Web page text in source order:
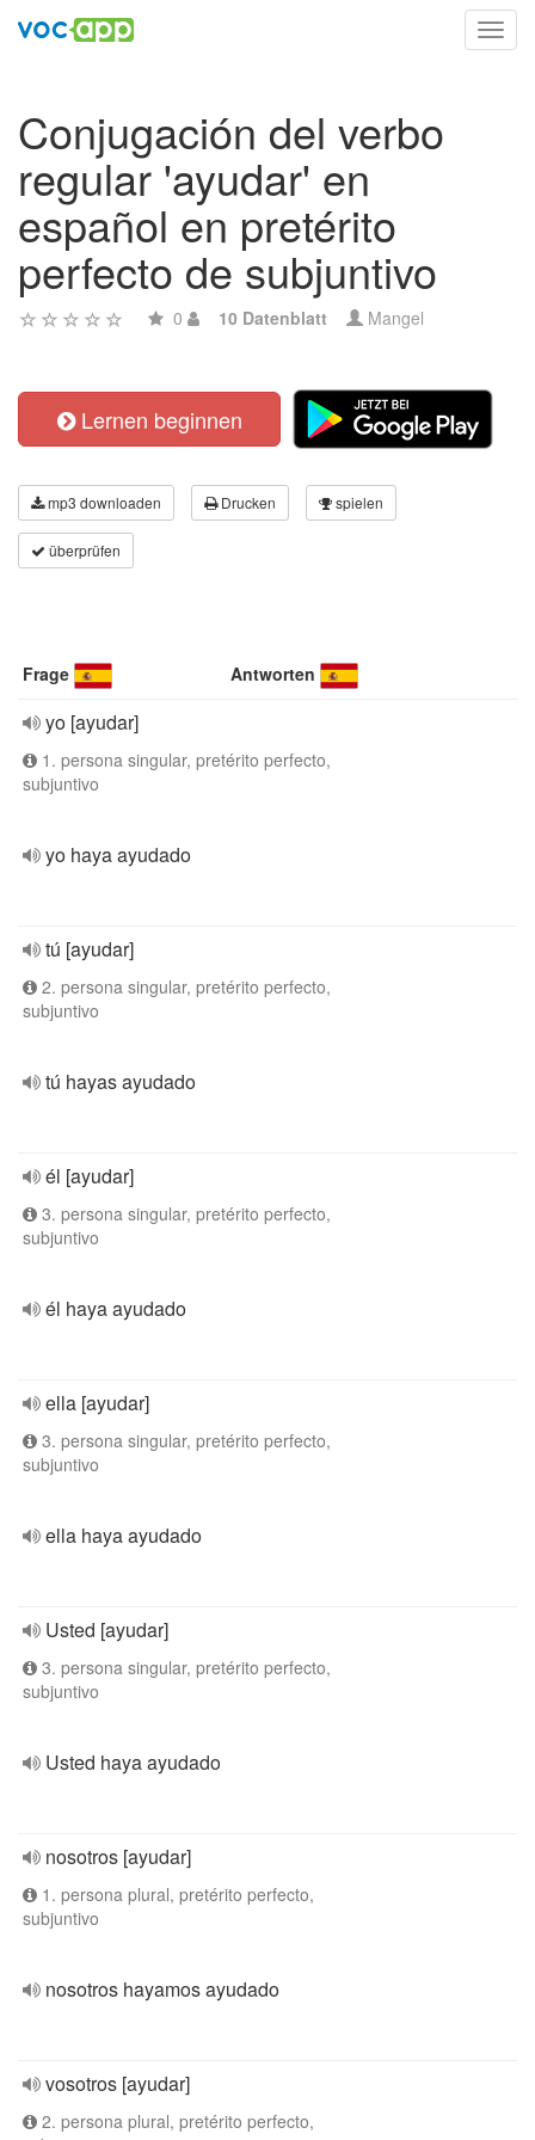
Conjugación del verbo
regular 'ayudar' en
español en pretérito
perfecto de subjuntivo
0 10 Datenblatt Mangel
Lernen beginnen
mp3 downloaden Drucken spielen
überprüfen
Frage Antworten
yo [ayudar]
1. persona singular, pretérito perfecto,
subjuntivo
yo haya ayudado
tú [ayudar]
2. persona singular, pretérito perfecto,
subjuntivo
tú hayas ayudado
él [ayudar]
3. persona singular, pretérito perfecto,
subjuntivo
él haya ayudado
ella [ayudar]
3. persona singular, pretérito perfecto,
subjuntivo
ella haya ayudado
Usted [ayudar]
3. persona singular, pretérito perfecto,
subjuntivo
Usted haya ayudado
nosotros [ayudar]
1. persona plural, pretérito perfecto,
subjuntivo
nosotros hayamos ayudado
vosotros [ayudar]
2. persona plural, pretérito perfecto,